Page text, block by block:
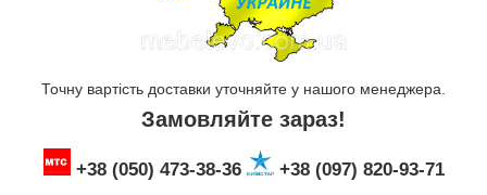
Точну вартість доставки уточняйте у нашого менеджера.
Замовляйте зараз!
+38 (050) 473-38-36 +38 (097) 820-93-71